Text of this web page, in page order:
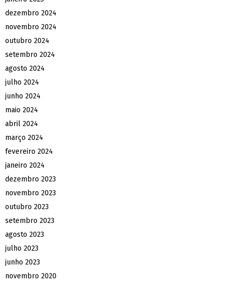
dezembro 2024
novembro 2024
outubro 2024
setembro 2024
agosto 2024
julho 2024
junho 2024
maio 2024
abril 2024
março 2024
fevereiro 2024
janeiro 2024
dezembro 2023
novembro 2023
outubro 2023
setembro 2023
agosto 2023
julho 2023
junho 2023
novembro 2020